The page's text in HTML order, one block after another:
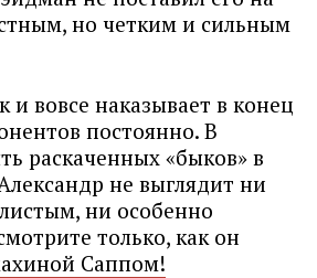
но четким и сильным
и вовсе наказывает в конец
постоянно. В
раскаченных «быков» в
не выглядит ни
ни особенно
только, как он
Саппом!